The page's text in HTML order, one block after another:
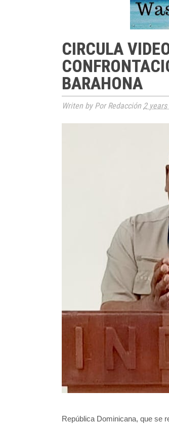
CIRCULA
BARAHONA
Writen by Por Redacción 2 years
República Dominicana, que se